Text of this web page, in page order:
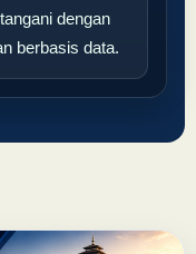
dengan
berbasis data.